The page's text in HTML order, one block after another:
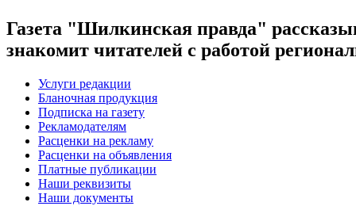
Газета "Шилкинская правда"
знакомит читателей с работой
Услуги редакции
Бланочная продукция
Подписка на газету
Рекламодателям
Расценки на рекламу
Расценки на объявления
Платные публикации
Наши реквизиты
Наши документы